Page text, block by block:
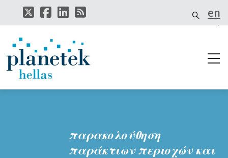
το
περιεχόμενο
en
el
παρακολούθηση
παράκτιων περιοχών και